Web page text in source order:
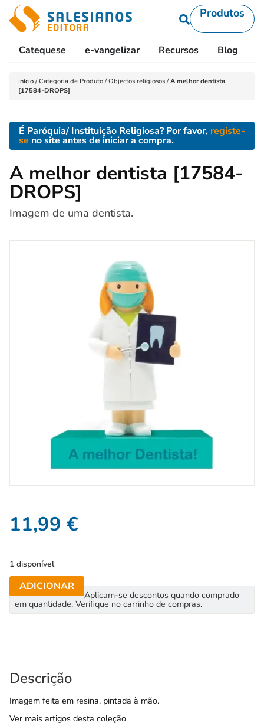
Produtos
Catequese e-vangelizar Recursos Blog
Início /Categoria de Produto /Objectos religiosos /A melhor dentista
[17584-DROPS]
É Paróquia/ Instituição Religiosa? Por favor, registe-
se no site antes de iniciar a compra.
A melhor dentista [17584-
DROPS]
Imagem de uma dentista.
11,99 €
1 disponível
ADICIONAR
Aplicam-se descontos quando comprado
em quantidade. Verifique no carrinho de compras.
Descrição
Imagem feita em resina, pintada à mão.
Ver mais artigos desta coleção